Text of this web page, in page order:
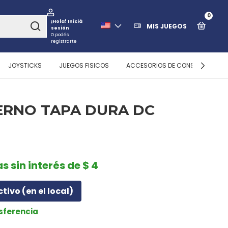
¡Hola! Iniciá
sesión
O podés
registrarte
MIS JUEGOS
0
JOYSTICKS JUEGOS FISICOS ACCESORIOS DE CONSOLAS
TAPA DURA DC
sin interés de $ 4
(en el local)